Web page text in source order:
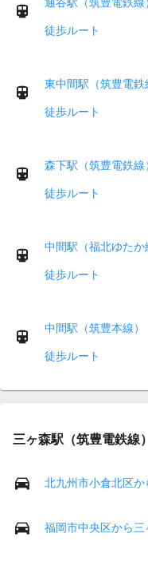
通谷駅（筑豊電鉄線
徒歩ルート
東中間駅（筑豊電鉄
徒歩ルート
森下駅（筑豊電鉄線
徒歩ルート
中間駅（福北ゆたか
徒歩ルート
中間駅（筑豊本線）
徒歩ルート
三ヶ森駅（筑豊電鉄線
北九州市小倉北区か
福岡市中央区から三